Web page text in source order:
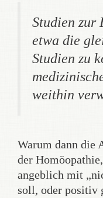
Studien zur
etwa die
Studien zu
weithin
Warum dann die
der
angeblich mit
soll, oder positiv